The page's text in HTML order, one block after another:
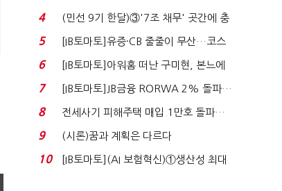
비 0.2% 감소...
4
(민선 9기 한달)③'7조 채무' 곳간에 충
격…추미애, 20년...
5
[IB토마토]유증·CB 줄줄이 무산…코스
닥 벌점 급증에 ...
6
[IB토마토]아워홈 떠난 구미현, 본느에
340억 베팅…가...
7
[IB토마토]JB금융 RORWA 2% 돌파…
실적 견인은 은행 ...
8
전세사기 피해주택 매입 1만호 돌파…
누적 피해자 4만2...
9 (시론)꿈과 계획은 다르다
10
[IB토마토](AI 보험혁신)①생산성 최대